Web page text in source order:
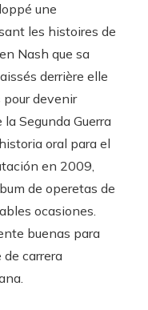
une
les histoires de
Nash que sa
derrière elle
pour devenir
Segunda Guerra
oral para el
en 2009,
de operetas de
ocasiones.
buenas para
carrera